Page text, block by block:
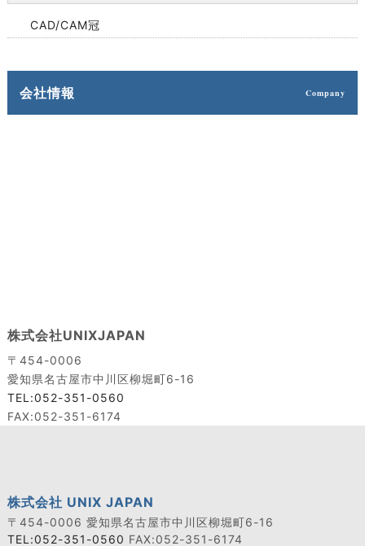
CAD/CAM冠
会社情報 Company
株式会社UNIXJAPAN
〒454-0006
愛知県名古屋市中川区柳堀町6-16
TEL:052-351-0560
FAX:052-351-6174
株式会社 UNIX JAPAN
〒454-0006 愛知県名古屋市中川区柳堀町6-16
TEL:052-351-0560 FAX:052-351-6174